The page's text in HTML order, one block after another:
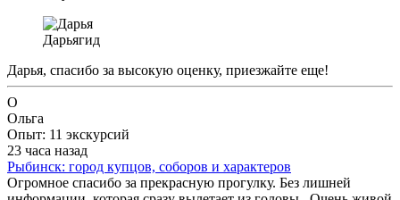
Дарьягид
Дарья, спасибо за высокую оценку, приезжайте еще!
О
Ольга
Опыт: 11 экскурсий
23 часа назад
Рыбинск: город купцов, соборов и характеров
Огромное спасибо за прекрасную прогулку. Без лишней